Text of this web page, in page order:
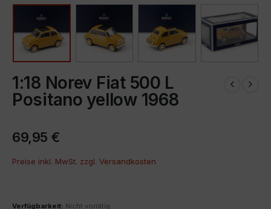
1:18 Norev Fiat 500 L
Positano yellow 1968
69,95 €
Preise inkl. MwSt. zzgl. Versandkosten
Verfügbarkeit: Nicht vorrätig